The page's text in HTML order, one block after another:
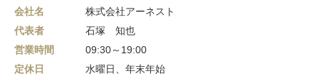
会社名
株式会社アーネスト
代表者
石塚 知也
営業時間
09:30～19:00
定休日
水曜日、年末年始